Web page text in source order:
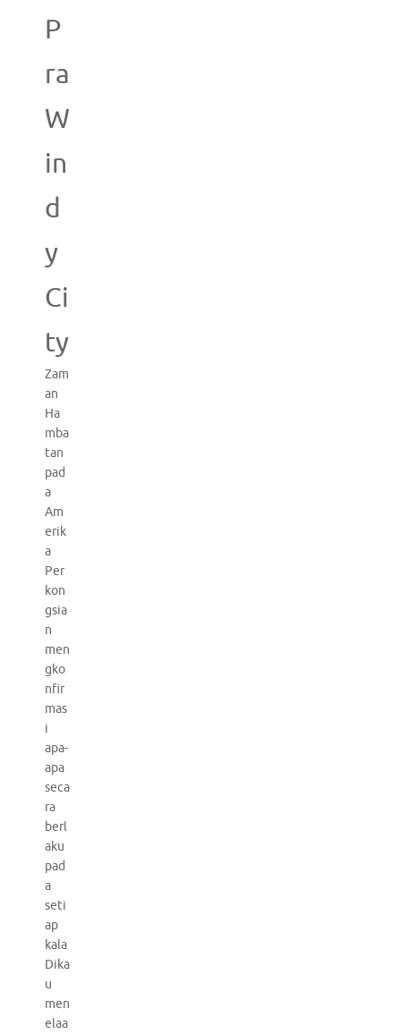
P
ra
W
in
d
y
Ci
ty
Zam
an
Ha
mba
tan
pad
a
Am
erik
a
Per
kon
gsia
n
men
gko
nfir
mas
i
apa-
apa
seca
ra
berl
aku
pad
a
seti
ap
kala
Dika
u
men
elaa